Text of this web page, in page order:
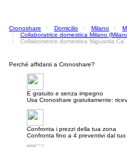
Cronoshare Domicilio Milano
Collaboratrice domestica Milano
Collaboratrice domestica Niguarda
Perché affidarsi a Cronoshare?
E gratuito e senza impegno
Usa Cronoshare gratuitamente:
Confronta i prezzi della tua zona
Confronta fino a 4 preventivi dal